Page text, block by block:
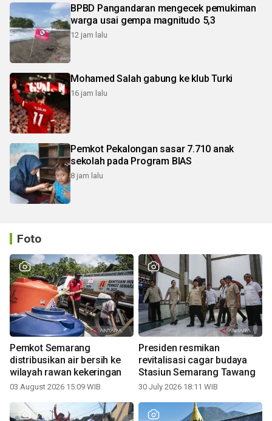
BPBD Pangandaran mengecek pemukiman
warga usai gempa magnitudo 5,3
12 jam lalu
Mohamed Salah gabung ke klub Turki
16 jam lalu
Pemkot Pekalongan sasar 7.710 anak
sekolah pada Program BIAS
8 jam lalu
Foto
Pemkot Semarang
distribusikan air bersih ke
wilayah rawan kekeringan
03 August 2026 15:09 WIB
Presiden resmikan
revitalisasi cagar budaya
Stasiun Semarang Tawang
30 July 2026 18:11 WIB